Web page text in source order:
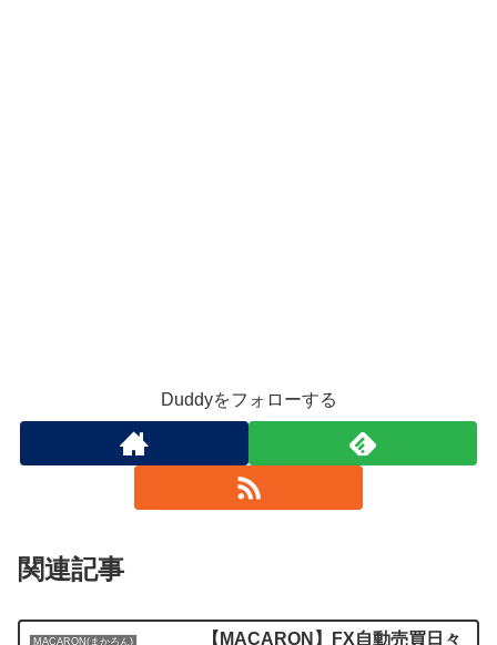
Duddyをフォローする
関連記事
MACARON(まかろん) 【MACARON】FX自動売買日々